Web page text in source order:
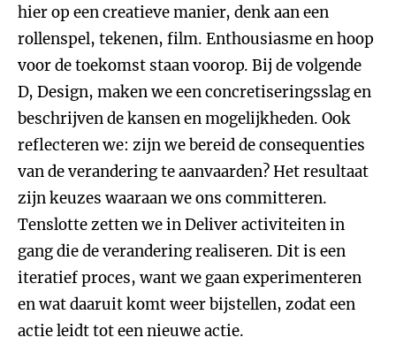
hier op een creatieve manier, denk aan een
rollenspel, tekenen, film. Enthousiasme en hoop
voor de toekomst staan voorop. Bij de volgende
D, Design, maken we een concretiseringsslag en
beschrijven de kansen en mogelijkheden. Ook
reflecteren we: zijn we bereid de consequenties
van de verandering te aanvaarden? Het resultaat
zijn keuzes waaraan we ons committeren.
Tenslotte zetten we in Deliver activiteiten in
gang die de verandering realiseren. Dit is een
iteratief proces, want we gaan experimenteren
en wat daaruit komt weer bijstellen, zodat een
actie leidt tot een nieuwe actie.